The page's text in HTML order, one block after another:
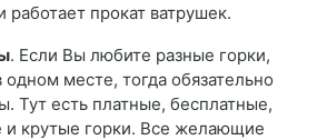
работает прокат ватрушек.
. Если Вы любите разные горки,
месте, тогда обязательно
Тут есть платные, бесплатные,
и крутые горки. Все желающие